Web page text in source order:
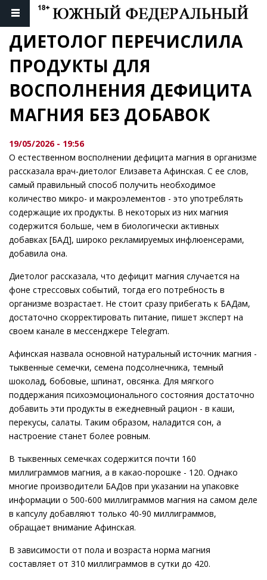
ДИЕТОЛОГ ПЕРЕЧИСЛИЛА
ПРОДУКТЫ ДЛЯ
ВОСПОЛНЕНИЯ ДЕФИЦИТА
МАГНИЯ БЕЗ ДОБАВОК
19/05/2026 - 19:56
О естественном восполнении дефицита магния в организме
рассказала врач-диетолог Елизавета Афинская. С ее слов,
самый правильный способ получить необходимое
количество микро- и макроэлементов - это употреблять
содержащие их продукты. В некоторых из них магния
содержится больше, чем в биологически активных
добавках [БАД], широко рекламируемых инфлюенсерами,
добавила она.
Диетолог рассказала, что дефицит магния случается на
фоне стрессовых событий, тогда его потребность в
организме возрастает. Не стоит сразу прибегать к БАДам,
достаточно скорректировать питание, пишет эксперт на
своем канале в мессенджере Telegram.
Афинская назвала основной натуральный источник магния -
тыквенные семечки, семена подсолнечника, темный
шоколад, бобовые, шпинат, овсянка. Для мягкого
поддержания психоэмоционального состояния достаточно
добавить эти продукты в ежедневный рацион - в каши,
перекусы, салаты. Таким образом, наладится сон, а
настроение станет более ровным.
В тыквенных семечках содержится почти 160
миллиграммов магния, а в какао-порошке - 120. Однако
многие производители БАДов при указании на упаковке
информации о 500-600 миллиграммов магния на самом деле
в капсулу добавляют только 40-90 миллиграммов,
обращает внимание Афинская.
В зависимости от пола и возраста норма магния
составляет от 310 миллиграммов в сутки до 420.